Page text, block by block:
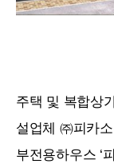
주택 및 복합상
설업체 ㈜피카
부전용하우스 ‘